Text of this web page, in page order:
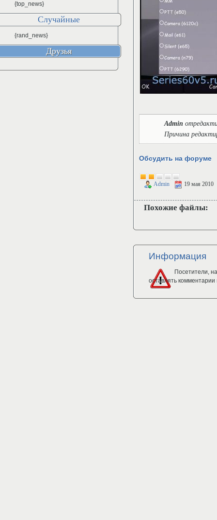
Admin
Причина
Обсудить на форуме
Admin 19 мая 2010
Похожие файлы:
Информация
Посетители,
оставлять комментарии
{top_news}
Случайные
{rand_news}
Друзья